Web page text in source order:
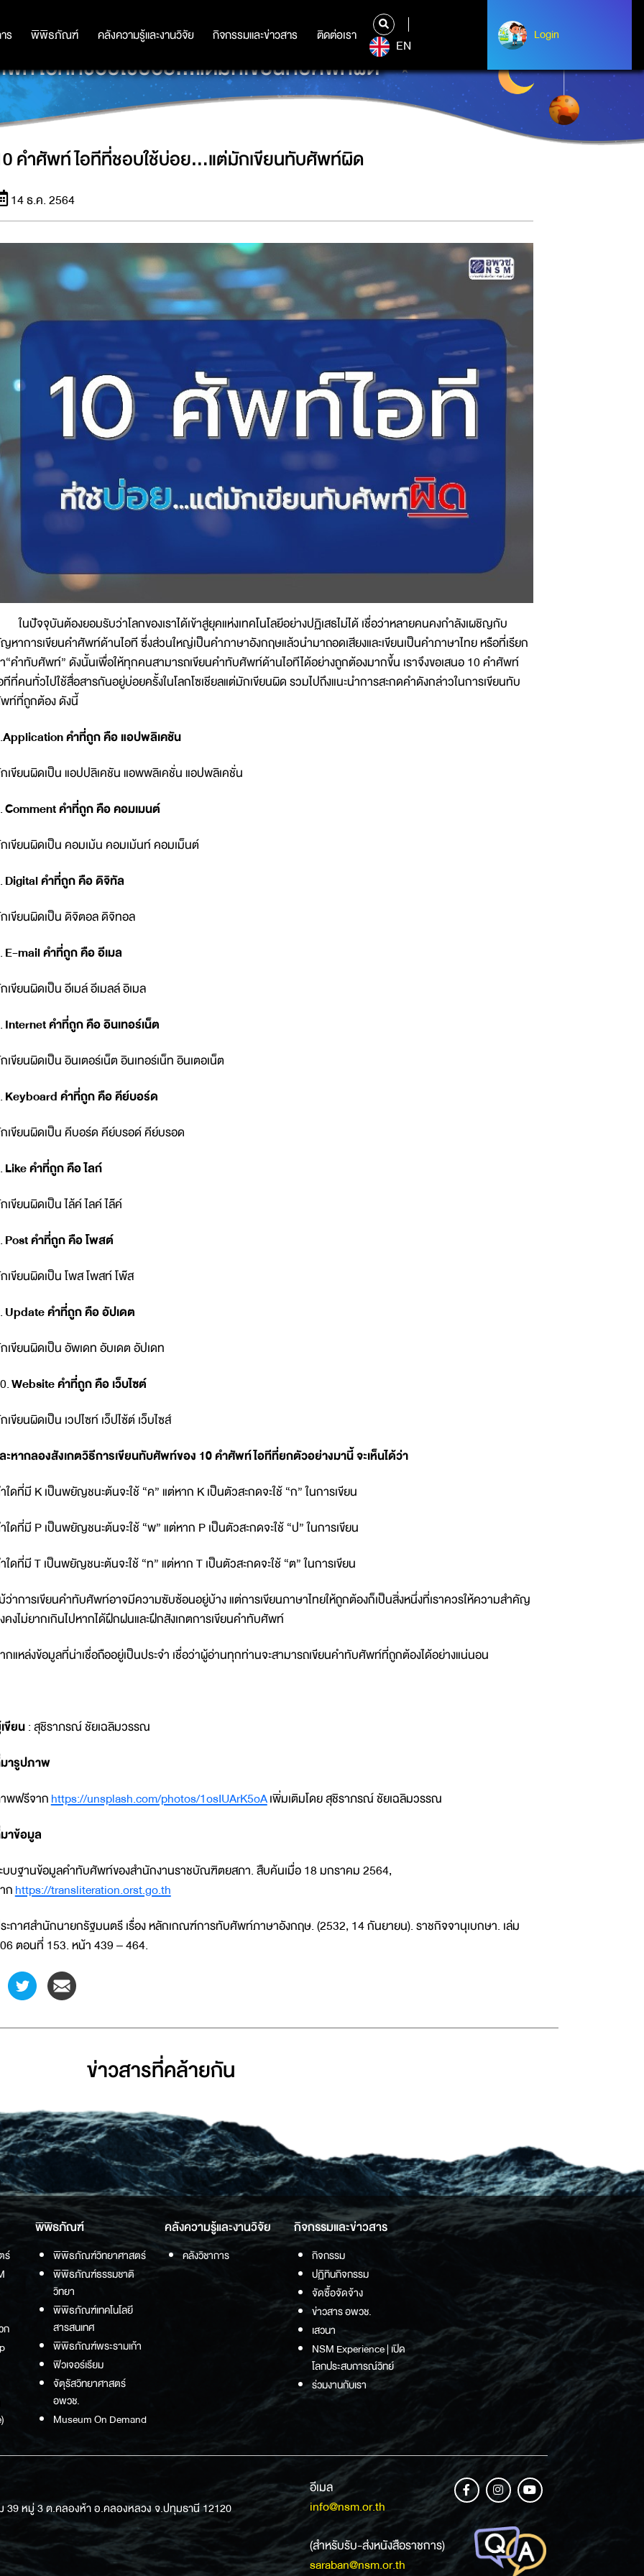
ร พิพิธภัณฑ์ คลังความรู้และงานวิจัย กิจกรรมและข่าวสาร ติดต่อเรา
ร พิพิธภัณฑ์ คลังความรู้และงานวิจัย กิจกรรมและข่าวสาร ติดต่อเรา
EN
Login
Login
พท์ไอทีที่ชอบใช้บ่อย...แต่มักเขียนทับศัพท์ผิด
คำศัพท์ไอทีที่ชอบใช้บ่อย...แต่มักเขียนทับศัพท์ผิด
14 ธ.ค. 2564
ในปัจจุบันต้องยอมรับว่าโลกของเราได้เข้าสู่ยุคแห่งเทคโนโลยีอย่างปฏิเสธไม่ได้ เชื่อว่าหลายคนคงกำลังเผชิญกับ
หาการเขียนคำศัพท์ด้านไอที ซึ่งส่วนใหญ่เป็นคำภาษาอังกฤษแล้วนำมาถอดเสียงและเขียนเป็นคำภาษาไทย หรือที่เรียก
“คำทับศัพท์” ดังนั้นเพื่อให้ทุกคนสามารถเขียนคำทับศัพท์ด้านไอทีได้อย่างถูกต้องมากขึ้น เราจึงขอเสนอ 10 คำศัพท์
ทีที่คนทั่วไปใช้สื่อสารกันอยู่บ่อยครั้งในโลกโซเชียลแต่มักเขียนผิด รวมไปถึงแนะนำการสะกดคำดังกล่าวในการเขียนทับ
ท์ที่ถูกต้อง ดังนี้
Application คำที่ถูก คือ แอปพลิเคชัน
เขียนผิดเป็น แอปปลิเคชัน แอพพลิเคชั่น แอปพลิเคชั่น
Comment คำที่ถูก คือ คอมเมนต์
เขียนผิดเป็น คอมเม้น คอมเม้นท์ คอมเม็นต์
Digital คำที่ถูก คือ ดิจิทัล
เขียนผิดเป็น ดิจิตอล ดิจิทอล
E-mail คำที่ถูก คือ อีเมล
เขียนผิดเป็น อีเมล์ อีเมลล์ อิเมล
Internet คำที่ถูก คือ อินเทอร์เน็ต
เขียนผิดเป็น อินเตอร์เน็ต อินเทอร์เน็ท อินเตอเน็ต
Keyboard คำที่ถูก คือ คีย์บอร์ด
เขียนผิดเป็น คีบอร์ด คีย์บรอด์ คีย์บรอด
Like คำที่ถูก คือ ไลก์
เขียนผิดเป็น ไล้ค์ ไลค์ ไล๊ค์
Post คำที่ถูก คือ โพสต์
เขียนผิดเป็น โพส โพสท์ โพ๊ส
Update คำที่ถูก คือ อัปเดต
เขียนผิดเป็น อัพเดท อับเดต อัปเดท
Website คำที่ถูก คือ เว็บไซต์
เขียนผิดเป็น เวปไซท์ เว็ปไซ้ต์ เว็บไซส์
ะหากลองสังเกตวิธีการเขียนทับศัพท์ของ 10 คำศัพท์ไอทีที่ยกตัวอย่างมานี้ จะเห็นได้ว่า
ใดที่มี K เป็นพยัญชนะต้นจะใช้ “ค” แต่หาก K เป็นตัวสะกดจะใช้ “ก” ในการเขียน
ใดที่มี P เป็นพยัญชนะต้นจะใช้ “พ” แต่หาก P เป็นตัวสะกดจะใช้ “ป” ในการเขียน
ใดที่มี T เป็นพยัญชนะต้นจะใช้ “ท” แต่หาก T เป็นตัวสะกดจะใช้ “ต” ในการเขียน
ว่าการเขียนคำทับศัพท์อาจมีความซับซ้อนอยู่บ้าง แต่การเขียนภาษาไทยให้ถูกต้องก็เป็นสิ่งหนึ่งที่เราควรให้ความสำคัญ
คงไม่ยากเกินไปหากได้ฝึกฝนและฝึกสังเกตการเขียนคำทับศัพท์
กแหล่งข้อมูลที่น่าเชื่อถืออยู่เป็นประจำ เชื่อว่าผู้อ่านทุกท่านจะสามารถเขียนคำทับศัพท์ที่ถูกต้องได้อย่างแน่นอน
ขียน: สุชิราภรณ์ ชัยเฉลิมวรรณ
ารูปภาพ
พฟรีจากhttps://unsplash.com/photos/1osIUArK5oAเพิ่มเติมโดย สุชิราภรณ์ ชัยเฉลิมวรรณ
าข้อมูล
บบฐานข้อมูลคำทับศัพท์ของสำนักงานราชบัณฑิตยสภา. สืบค้นเมื่อ 18 มกราคม 2564,
กhttps://transliteration.orst.go.th
ะกาศสำนักนายกรัฐมนตรี เรื่อง หลักเกณฑ์การทับศัพท์ภาษาอังกฤษ. (2532, 14 กันยายน). ราชกิจจานุเบกษา. เล่ม
ตอนที่ 153. หน้า 439 – 464.
ข่าวสารที่่คล้ายกัน
ร์
ก
พิพิธภัณฑ์
พิพิธภัณฑ์วิทยาศาสตร์
พิพิธภัณฑ์ธรรมชาติ
วิทยา
พิพิธภัณฑ์เทคโนโลยี
สารสนเทศ
พิพิธภัณฑ์พระรามเก้า
ฟิวเจอร์เรียม
จัตุรัสวิทยาศาสตร์
อพวช.
Museum On Demand
คลังความรู้และงานวิจัย
คลังวิชาการ
กิจกรรมและข่าวสาร
กิจกรรม
ปฏิทินกิจกรรม
จัดซื้อจัดจ้าง
ข่าวสาร อพวช.
เสวนา
NSM Experience | เปิด
โลกประสบการณ์วิทย์
ร่วมงานกับเรา
39 หมู่ 3 ต.คลองห้า อ.คลองหลวง จ.ปทุมธานี 12120
อีเมล
info@nsm.or.th
(สำหรับรับ-ส่งหนังสือราชการ)
saraban@nsm.or.th